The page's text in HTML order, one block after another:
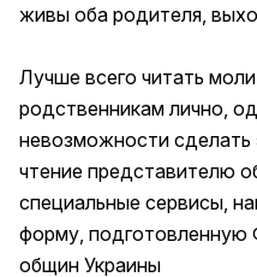
живы оба родителя,
Лучше всего читать
родственникам лично,
невозможности
чтение представителю
специальные сервисы,
форму, подготовленную
общин Украины